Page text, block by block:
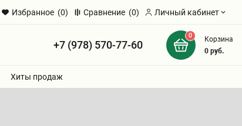
Избранное (0) Сравнение (0) Личный кабинет
+7 (978) 570-77-60
0
Корзина
0руб.
Хиты продаж